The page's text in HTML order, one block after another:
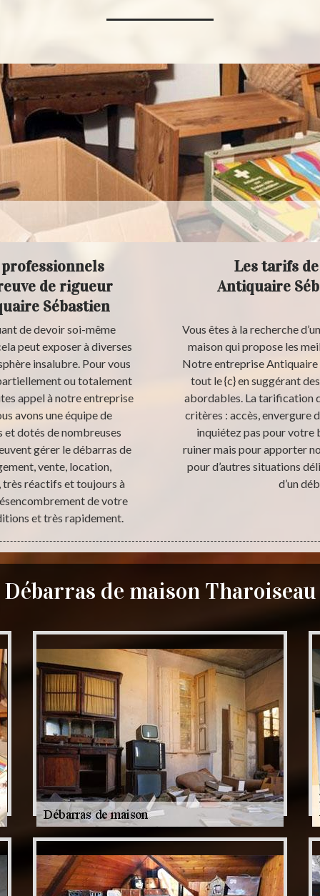
de rigueur
Sébastien
de devoir soi-même
peut exposer à diverses
insalubre. Pour vous
ou totalement
appel à notre entreprise
avons une équipe de
et dotés de nombreuses
gérer le débarras de
vente, location,
très réactifs et toujours à
de votre
et très rapidement.
Les tarifs
Antiquaire
Vous êtes à la recherche
maison qui propose les
Notre entreprise Antiquaire
tout le {c} en suggérant
abordables. La tarification
critères : accès, envergure
inquiétez pas pour votre
ruiner mais pour apporter
pour d’autres situations
d’un
Débarras de maison Tharoiseau